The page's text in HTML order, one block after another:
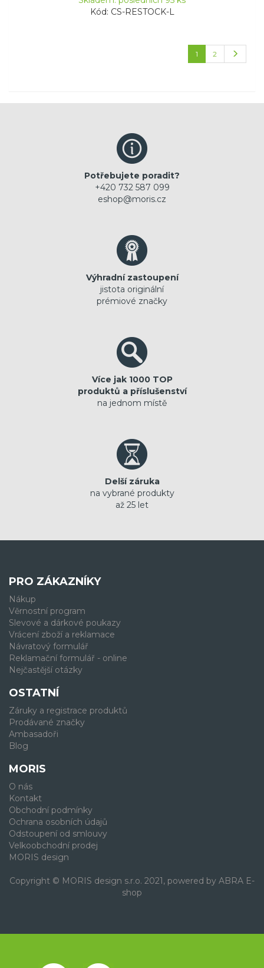
Kód: CS-RESTOCK-L
1 2
Potřebujete poradit?
+420 732 587 099
eshop@moris.cz
Výhradní zastoupení
jistota originální
prémiové značky
Více jak 1000 TOP
produktů a příslušenství
na jednom místě
Delší záruka
na vybrané produkty
až 25 let
PRO ZÁKAZNÍKY
Nákup
Věrnostní program
Slevové a dárkové poukazy
Vrácení zboží a reklamace
Návratový formulář
Reklamační formulář - online
Nejčastější otázky
OSTATNÍ
Záruky a registrace produktů
Prodávané značky
Ambasadoři
Blog
MORIS
O nás
Kontakt
Obchodní podmínky
Ochrana osobních údajů
Odstoupení od smlouvy
Velkoobchodní prodej
MORIS design
Copyright © MORIS design s.r.o. 2021, powered by ABRA E-
shop